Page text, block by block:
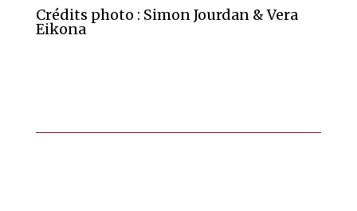
Crédits photo : Simon Jourdan & Vera
Eikona